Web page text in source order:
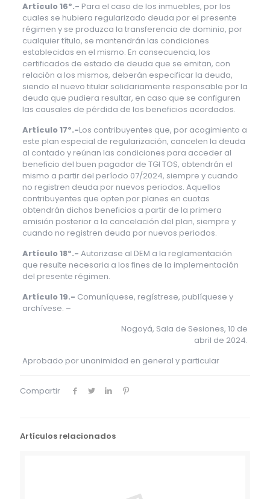
Artículo 16º.- Para el caso de los inmuebles, por los
cuales se hubiera regularizado deuda por el presente
régimen y se produzca la transferencia de dominio, por
cualquier título, se mantendrán las condiciones
establecidas en el mismo. En consecuencia, los
certificados de estado de deuda que se emitan, con
relación a los mismos, deberán especificar la deuda,
siendo el nuevo titular solidariamente responsable por la
deuda que pudiera resultar, en caso que se configuren
las causales de pérdida de los beneficios acordados.
Artículo 17º.-Los contribuyentes que, por acogimiento a
este plan especial de regularización, cancelen la deuda
al contado y reúnan las condiciones para acceder al
beneficio del buen pagador de TGI TOS, obtendrán el
mismo a partir del período 07/2024, siempre y cuando
no registren deuda por nuevos periodos. Aquellos
contribuyentes que opten por planes en cuotas
obtendrán dichos beneficios a partir de la primera
emisión posterior a la cancelación del plan, siempre y
cuando no registren deuda por nuevos periodos.
Artículo 18º.- Autorizase al DEM a la reglamentación
que resulte necesaria a los fines de la implementación
del presente régimen.
Artículo 19.- Comuníquese, regístrese, publíquese y
archívese. –
Nogoyá, Sala de Sesiones, 10 de
abril de 2024.
Aprobado por unanimidad en general y particular
Compartir
Artículos relacionados